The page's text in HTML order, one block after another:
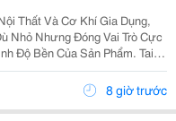
Thất Và Cơ Khí Gia Dụng,
Nhỏ Nhưng Đóng Vai Trò Cực
Độ Bền Của Sản Phẩm. Tai
Tai Sắt Cho Bàn Ghế, Vấu Bàn
) Chính Là Một... 8 giờ trước